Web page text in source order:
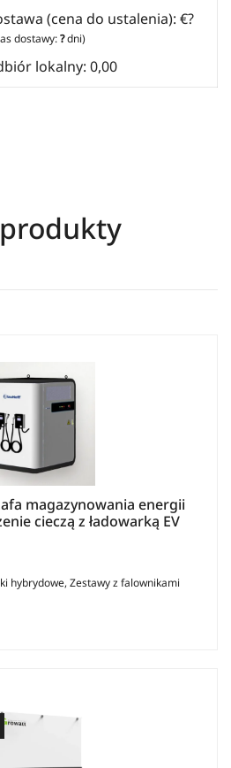
(cena do ustalenia): €?
dostawy:?dni)
lokalny: 0,00
magazynowania energii
cieczą z ładowarką EV
hybrydowe, Zestawy z falownikami